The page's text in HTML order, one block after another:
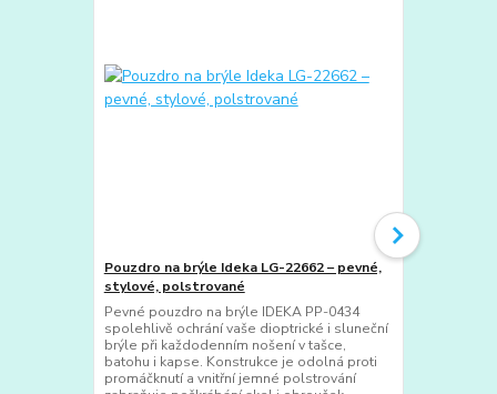
Pouzdro na brýle Ideka LG-22662 – pevné,
stylové, polstrované
Pevné pouzdro na brýle IDEKA PP-0434
spolehlivě ochrání vaše dioptrické i sluneční
brýle při každodenním nošení v tašce,
batohu i kapse. Konstrukce je odolná proti
promáčknutí a vnitřní jemné polstrování